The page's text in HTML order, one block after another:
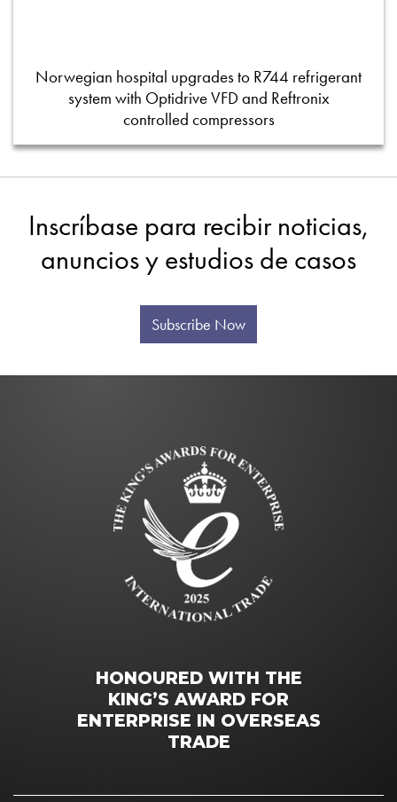
Norwegian hospital upgrades to R744 refrigerant
system with Optidrive VFD and Reftronix
controlled compressors
Inscríbase para recibir noticias,
anuncios y estudios de casos
Subscribe Now
HONOURED WITH THE
KING’S AWARD FOR
ENTERPRISE IN OVERSEAS
TRADE